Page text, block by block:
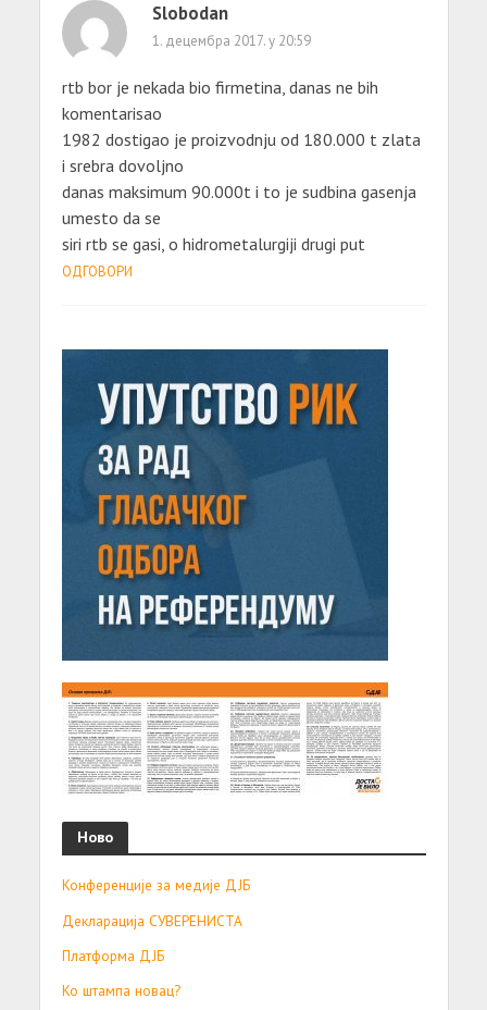
Slobodan
1. децембра 2017. у 20:59
rtb bor je nekada bio firmetina, danas ne bih
komentarisao
1982 dostigao je proizvodnju od 180.000 t zlata
i srebra dovoljno
danas maksimum 90.000t i to je sudbina gasenja
umesto da se
siri rtb se gasi, o hidrometalurgiji drugi put
ОДГОВОРИ
Ново
Конференције за медије ДЈБ
Декларација СУВЕРЕНИСТА
Платформа ДЈБ
Ко штампа новац?